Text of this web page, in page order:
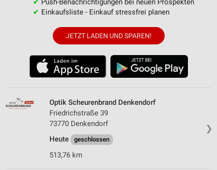
✔ Push-Benachrichtigungen bei neuen Prospekten
✔ Einkaufsliste - Einkauf stressfrei planen
JETZT LADEN UND SPAREN!
❯
Optik Scheurenbrand Denkendorf
Friedrichstraße 39
73770 Denkendorf
Heute
geschlossen
513,76 km